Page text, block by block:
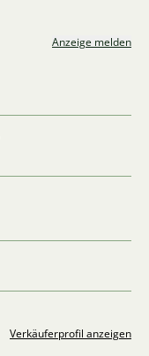
Anzeige melden
Verkäuferprofil anzeigen